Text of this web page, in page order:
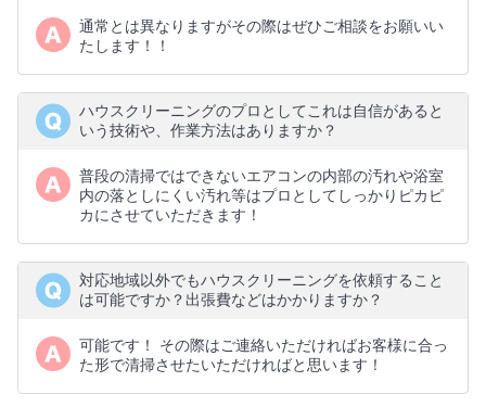
通常とは異なりますがその際はぜひご相談をお願いい
たします！！
ハウスクリーニングのプロとしてこれは自信があると
いう技術や、作業方法はありますか？
普段の清掃ではできないエアコンの内部の汚れや浴室
内の落としにくい汚れ等はプロとしてしっかりピカピ
カにさせていただきます！
対応地域以外でもハウスクリーニングを依頼すること
は可能ですか？出張費などはかかりますか？
可能です！ その際はご連絡いただければお客様に合っ
た形で清掃させたいただければと思います！